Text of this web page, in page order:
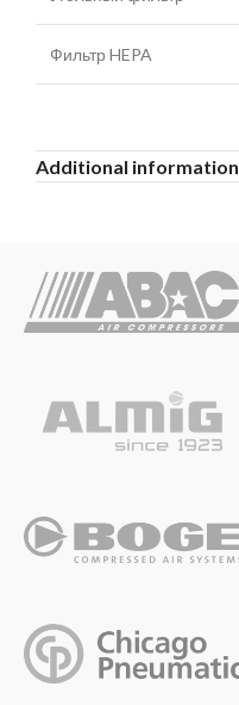
Фильтр HEPA
Additional information